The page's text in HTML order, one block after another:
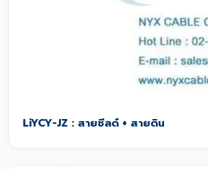
LiYCY-JZ : สายชีลด์ + สายดิน